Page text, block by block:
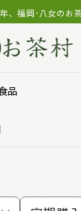
、福岡･八女のお
品